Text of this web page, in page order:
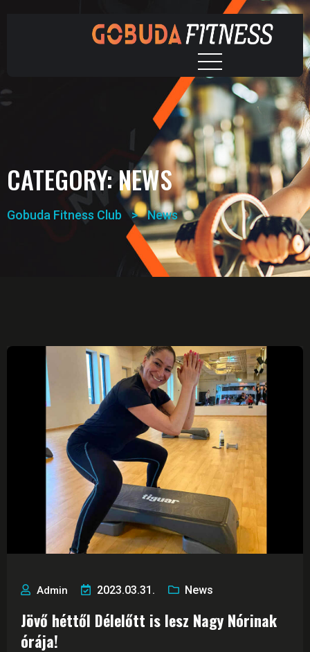
CATEGORY:NEWS
Gobuda Fitness Club > News
Admin 2023.03.31. News
Jövő héttől Délelőtt is lesz Nagy Nórinak
órája!